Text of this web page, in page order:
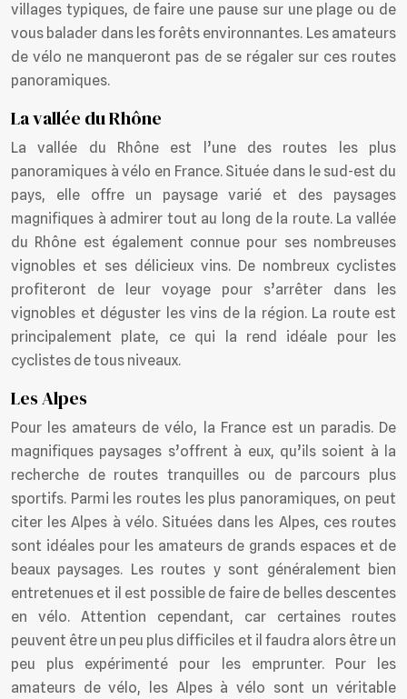
villages typiques, de faire une pause sur une plage ou de
vous balader dans les forêts environnantes. Les amateurs
de vélo ne manqueront pas de se régaler sur ces routes
panoramiques.
La vallée du Rhône
La vallée du Rhône est l’une des routes les plus
panoramiques à vélo en France. Située dans le sud-est du
pays, elle offre un paysage varié et des paysages
magnifiques à admirer tout au long de la route. La vallée
du Rhône est également connue pour ses nombreuses
vignobles et ses délicieux vins. De nombreux cyclistes
profiteront de leur voyage pour s’arrêter dans les
vignobles et déguster les vins de la région. La route est
principalement plate, ce qui la rend idéale pour les
cyclistes de tous niveaux.
Les Alpes
Pour les amateurs de vélo, la France est un paradis. De
magnifiques paysages s’offrent à eux, qu’ils soient à la
recherche de routes tranquilles ou de parcours plus
sportifs. Parmi les routes les plus panoramiques, on peut
citer les Alpes à vélo. Situées dans les Alpes, ces routes
sont idéales pour les amateurs de grands espaces et de
beaux paysages. Les routes y sont généralement bien
entretenues et il est possible de faire de belles descentes
en vélo. Attention cependant, car certaines routes
peuvent être un peu plus difficiles et il faudra alors être un
peu plus expérimenté pour les emprunter. Pour les
amateurs de vélo, les Alpes à vélo sont un véritable